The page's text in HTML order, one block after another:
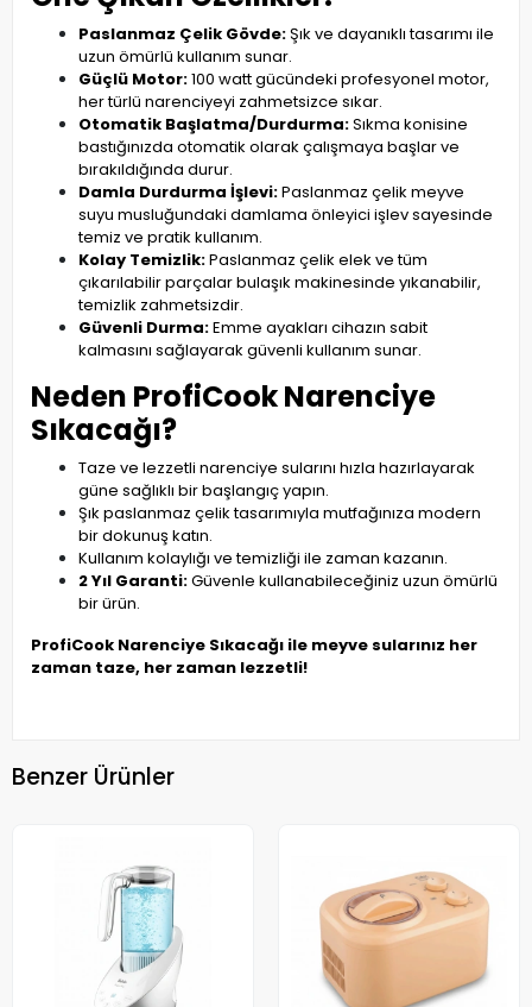
Paslanmaz Çelik Gövde:Şık ve dayanıklı tasarımı ile
uzun ömürlü kullanım sunar.
Güçlü Motor:100 watt gücündeki profesyonel motor,
her türlü narenciyeyi zahmetsizce sıkar.
Otomatik Başlatma/Durdurma:Sıkma konisine
bastığınızda otomatik olarak çalışmaya başlar ve
bırakıldığında durur.
Damla Durdurma İşlevi:Paslanmaz çelik meyve
suyu musluğundaki damlama önleyici işlev sayesinde
temiz ve pratik kullanım.
Kolay Temizlik:Paslanmaz çelik elek ve tüm
çıkarılabilir parçalar bulaşık makinesinde yıkanabilir,
temizlik zahmetsizdir.
Güvenli Durma:Emme ayakları cihazın sabit
kalmasını sağlayarak güvenli kullanım sunar.
Neden ProfiCook Narenciye
Sıkacağı?
Taze ve lezzetli narenciye sularını hızla hazırlayarak
güne sağlıklı bir başlangıç yapın.
Şık paslanmaz çelik tasarımıyla mutfağınıza modern
bir dokunuş katın.
Kullanım kolaylığı ve temizliği ile zaman kazanın.
2 Yıl Garanti:Güvenle kullanabileceğiniz uzun ömürlü
bir ürün.
ProfiCook Narenciye Sıkacağı ile meyve sularınız her
zaman taze, her zaman lezzetli!
Benzer Ürünler